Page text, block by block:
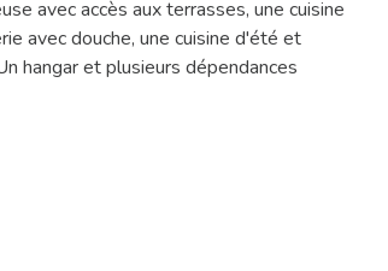
avec accès aux terrasses, une cuisine
avec douche, une cuisine d'été et
hangar et plusieurs dépendances